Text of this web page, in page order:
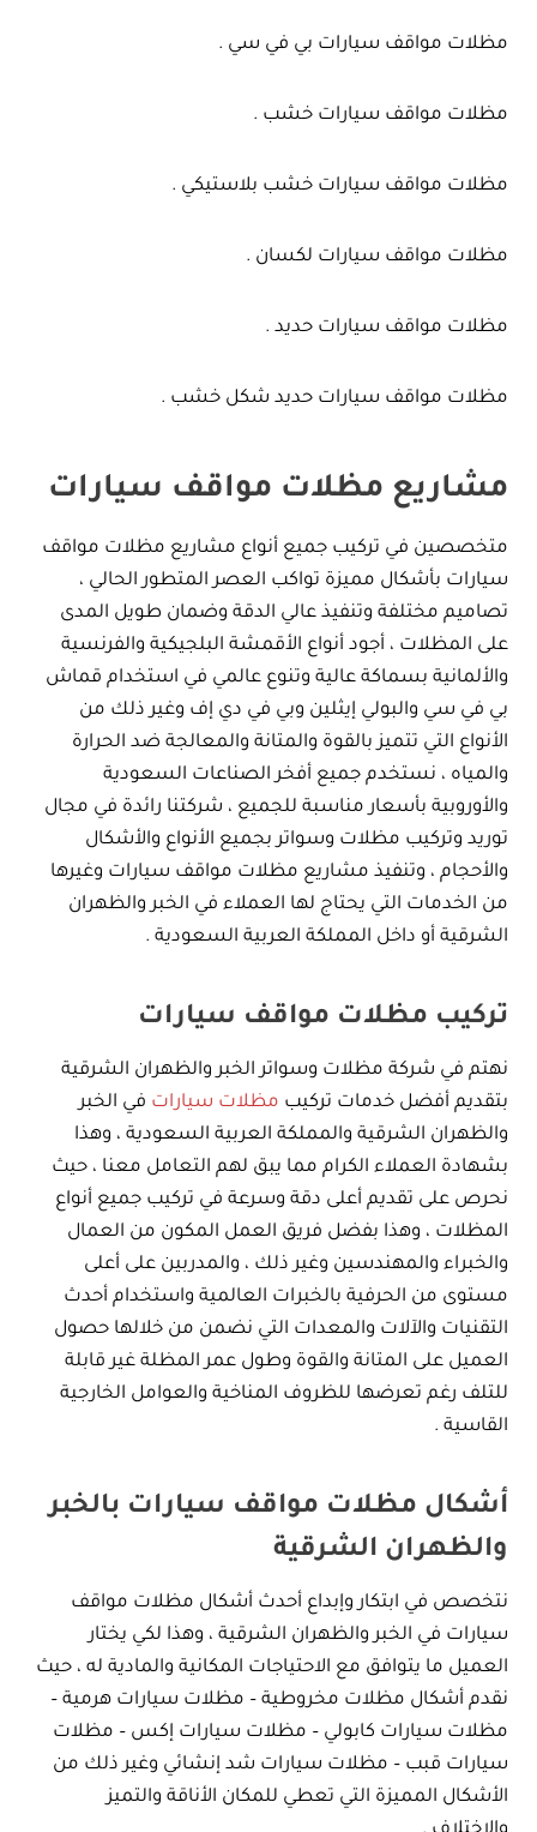
مظلات مواقف سيارات بي في سي .
مظلات مواقف سيارات خشب .
مظلات مواقف سيارات خشب بلاستيكي .
مظلات مواقف سيارات لكسان .
مظلات مواقف سيارات حديد .
مظلات مواقف سيارات حديد شكل خشب .
مشاريع مظلات مواقف سيارات
متخصصين في تركيب جميع أنواع مشاريع مظلات مواقف
سيارات بأشكال مميزة تواكب العصر المتطور الحالي ،
تصاميم مختلفة وتنفيذ عالي الدقة وضمان طويل المدى
على المظلات ، أجود أنواع الأقمشة البلجيكية والفرنسية
والألمانية بسماكة عالية وتنوع عالمي في استخدام قماش
بي في سي والبولي إيثلين وبي في دي إف وغير ذلك من
الأنواع التي تتميز بالقوة والمتانة والمعالجة ضد الحرارة
والمياه ، نستخدم جميع أفخر الصناعات السعودية
والأوروبية بأسعار مناسبة للجميع ، شركتنا رائدة في مجال
توريد وتركيب مظلات وسواتر بجميع الأنواع والأشكال
والأحجام ، وتنفيذ مشاريع مظلات مواقف سيارات وغيرها
من الخدمات التي يحتاج لها العملاء في الخبر والظهران
الشرقية أو داخل المملكة العربية السعودية .
تركيب مظلات مواقف سيارات
نهتم في شركة مظلات وسواتر الخبر والظهران الشرقية
بتقديم أفضل خدمات تركيب مظلات سيارات في الخبر
والظهران الشرقية والمملكة العربية السعودية ، وهذا
بشهادة العملاء الكرام مما يبق لهم التعامل معنا ، حيث
نحرص على تقديم أعلى دقة وسرعة في تركيب جميع أنواع
المظلات ، وهذا بفضل فريق العمل المكون من العمال
والخبراء والمهندسين وغير ذلك ، والمدربين على أعلى
مستوى من الحرفية بالخبرات العالمية واستخدام أحدث
التقنيات والآلات والمعدات التي نضمن من خلالها حصول
العميل على المتانة والقوة وطول عمر المظلة غير قابلة
للتلف رغم تعرضها للظروف المناخية والعوامل الخارجية
القاسية .
أشكال مظلات مواقف سيارات بالخبر
والظهران الشرقية
نتخصص في ابتكار وإبداع أحدث أشكال مظلات مواقف
سيارات في الخبر والظهران الشرقية ، وهذا لكي يختار
العميل ما يتوافق مع الاحتياجات المكانية والمادية له ، حيث
نقدم أشكال مظلات مخروطية – مظلات سيارات هرمية –
مظلات سيارات كابولي – مظلات سيارات إكس – مظلات
سيارات قبب – مظلات سيارات شد إنشائي وغير ذلك من
الأشكال المميزة التي تعطي للمكان الأناقة والتميز